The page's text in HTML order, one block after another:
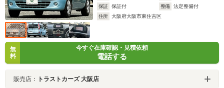
保証
保証付 整備
法定整備付
住所
大阪府大阪市東住吉区
無
料
今すぐ在庫確認・見積依頼
電話する
販売店： トラストカーズ 大阪店